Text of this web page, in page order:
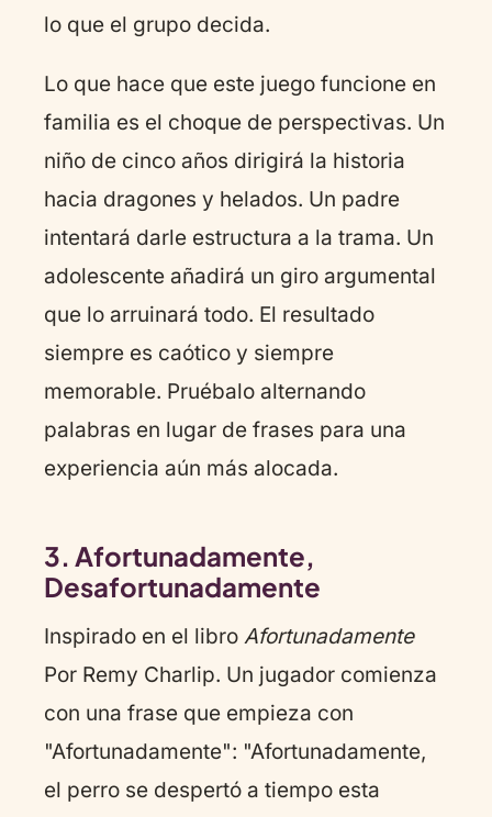
lo que el grupo decida.
Lo que hace que este juego funcione en
familia es el choque de perspectivas. Un
niño de cinco años dirigirá la historia
hacia dragones y helados. Un padre
intentará darle estructura a la trama. Un
adolescente añadirá un giro argumental
que lo arruinará todo. El resultado
siempre es caótico y siempre
memorable. Pruébalo alternando
palabras en lugar de frases para una
experiencia aún más alocada.
3. Afortunadamente,
Desafortunadamente
Inspirado en el libro Afortunadamente
Por Remy Charlip. Un jugador comienza
con una frase que empieza con
"Afortunadamente": "Afortunadamente,
el perro se despertó a tiempo esta